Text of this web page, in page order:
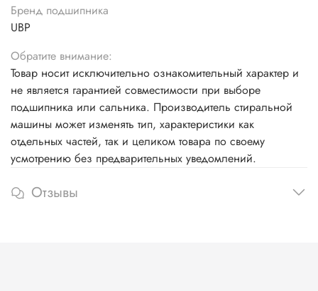
Бренд подшипника
UBP
Обратите внимание:
Товар носит исключительно ознакомительный характер и
не является гарантией совместимости при выборе
подшипника или сальника. Производитель стиральной
машины может изменять тип, характеристики как
отдельных частей, так и целиком товара по своему
усмотрению без предварительных уведомлений.
Отзывы